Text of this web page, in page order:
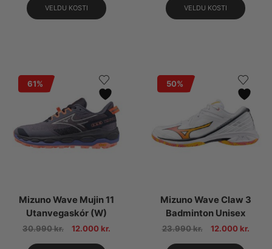
VELDU KOSTI VELDU KOSTI
61%
Mizuno Wave Mujin 11
Utanvegaskór (W)
30.990kr. 12.000 kr.
50%
Mizuno Wave Claw 3
Badminton Unisex
23.990kr. 12.000 kr.